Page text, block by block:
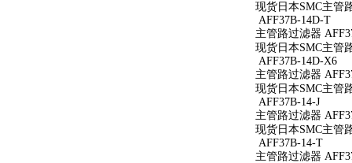
现货日本SMC主管
AFF37B-14D-T
主管路过滤器
现货日本SMC主管
AFF37B-14D-X6
主管路过滤器
现货日本SMC主管
AFF37B-14-J
主管路过滤器
现货日本SMC主管
AFF37B-14-T
主管路过滤器